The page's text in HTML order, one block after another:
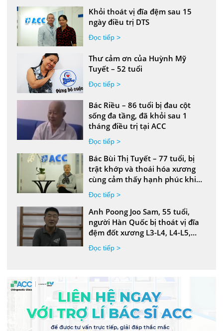
Khỏi thoát vị đĩa đệm sau 15
ngày điều trị DTS
Đọc tiếp >
Thư cảm ơn của Huỳnh Mỹ
Tuyết – 52 tuổi
Đọc tiếp >
Bác Riều – 86 tuổi bị đau cột
sống đa tầng, đã khỏi sau 1
tháng điều trị tại ACC
Đọc tiếp >
Bác Bùi Thị Tuyết – 77 tuổi, bị
trật khớp và thoái hóa xương
cùng cảm thấy hạnh phúc khi
đã được điều trị khỏi tại ACC.
Đọc tiếp >
Anh Poong Joo Sam, 55 tuổi,
người Hàn Quốc bị thoát vị đĩa
đệm đốt xương L3-L4, L4-L5,
trật khớp xương cùng và thắt
lưng
Đọc tiếp >